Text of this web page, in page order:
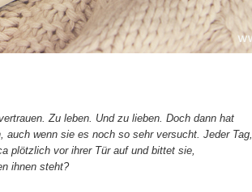
Zu leben. Und zu lieben. Doch dann hat
wenn sie es noch so sehr versucht. Jeder Tag,
plötzlich vor ihrer Tür auf und bittet sie,
ihnen steht?